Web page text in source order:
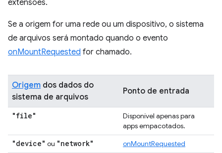
extensões.
Se a origem for uma rede ou um dispositivo, o sistema
de arquivos será montado quando o evento
onMountRequested for chamado.
Origem dos dados do
sistema de arquivos
Ponto de entrada
"file"
Disponível apenas para
apps empacotados.
"device" ou "network" onMountRequested